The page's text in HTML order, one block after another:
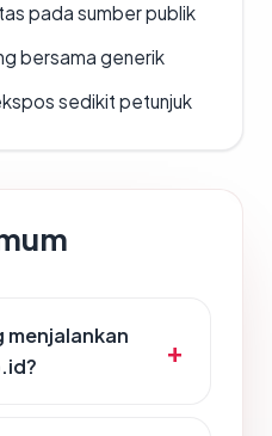
pada sumber publik
bersama generik
sedikit petunjuk
menjalankan